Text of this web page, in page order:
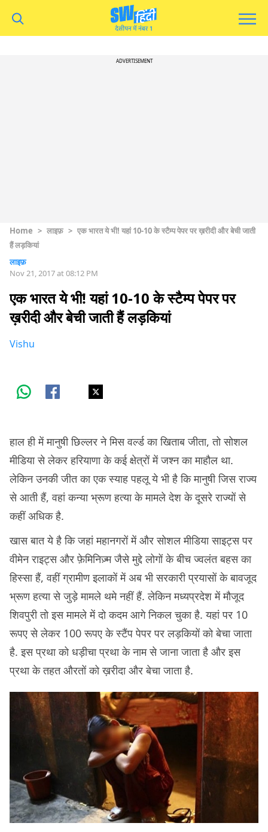
ADVERTISEMENT
Home > लाइफ़ > एक भारत ये भी! यहां 10-10 के स्टैम्प पेपर पर ख़रीदी और बेची जाती
हैं लड़कियां
लाइफ़
Nov 21, 2017 at 08:12 PM
एक भारत ये भी! यहां 10-10 के स्टैम्प पेपर पर
ख़रीदी और बेची जाती हैं लड़कियां
Vishu
हाल ही में मानुषी छिल्लर ने मिस वर्ल्ड का खिताब जीता, तो सोशल
मीडिया से लेकर हरियाणा के कई क्षेत्रों में जश्न का माहौल था.
लेकिन उनकी जीत का एक स्याह पहलू ये भी है कि मानुषी जिस राज्य
से आती हैं, वहां कन्या भ्रूण हत्या के मामले देश के दूसरे राज्यों से
कहीं अधिक है.
खास बात ये है कि जहां महानगरों में और सोशल मीडिया साइट्स पर
वीमेन राइट्स और फ़ेमिनिज़्म जैसे मुद्दे लोगों के बीच ज्वलंत बहस का
हिस्सा हैं, वहीं ग्रामीण इलाकों में अब भी सरकारी प्रयासों के बावजूद
भ्रूण हत्या से जुड़े मामले थमे नहीं हैं. लेकिन मध्यप्रदेश में मौजूद
शिवपुरी तो इस मामले में दो कदम आगे निकल चुका है. यहां पर 10
रूपए से लेकर 100 रूपए के स्टैंप पेपर पर लड़कियों को बेचा जाता
है. इस प्रथा को धड़ीचा प्रथा के नाम से जाना जाता है और इस
प्रथा के तहत औरतों को ख़रीदा और बेचा जाता है.